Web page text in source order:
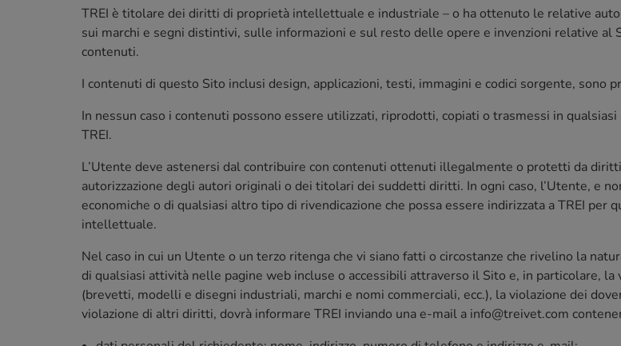
TREI è titolare dei diritti di proprietà intellettuale e industriale – o ha ottenuto le relative
sui marchi e segni distintivi, sulle informazioni e sul resto delle opere e invenzioni relative al
contenuti.
I contenuti di questo Sito inclusi design, applicazioni, testi, immagini e codici sorgente,
In nessun caso i contenuti possono essere utilizzati, riprodotti, copiati o trasmessi in
TREI.
L’Utente deve astenersi dal contribuire con contenuti ottenuti illegalmente o protetti da
autorizzazione degli autori originali o dei titolari dei suddetti diritti. In ogni caso, l’Utente, e
economiche o di qualsiasi altro tipo di rivendicazione che possa essere indirizzata a TREI
intellettuale.
Nel caso in cui un Utente o un terzo ritenga che vi siano fatti o circostanze che rivelino la
di qualsiasi attività nelle pagine web incluse o accessibili attraverso il Sito e, in particolare,
(brevetti, modelli e disegni industriali, marchi e nomi commerciali, ecc.), la violazione dei
violazione di altri diritti, dovrà informare TREI inviando una e-mail a info@treivet.com